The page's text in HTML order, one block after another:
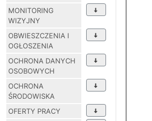
MONITORING
WIZYJNY
OBWIESZCZENIA I
OGŁOSZENIA
OCHRONA DANYCH
OSOBOWYCH
OCHRONA
ŚRODOWISKA
OFERTY PRACY